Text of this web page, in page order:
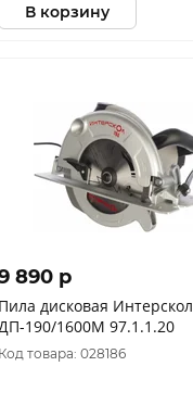
В корзину
890 p
Пила дисковая Интерскол
ДП-190/1600М 97.1.1.20
Код товара: 028186